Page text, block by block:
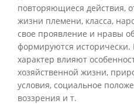
повторяющиеся действия,
жизни племени, класса,
свое проявление и нравы
формируются исторически.
характер влияют
хозяйственной жизни,
условия, социальное
воззрения и т.